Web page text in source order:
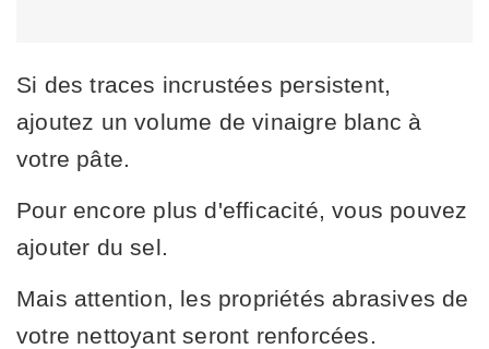
Si des traces incrustées persistent,
ajoutez un volume de vinaigre blanc à
votre pâte.
Pour encore plus d'efficacité, vous pouvez
ajouter du sel.
Mais attention, les propriétés abrasives de
votre nettoyant seront renforcées.